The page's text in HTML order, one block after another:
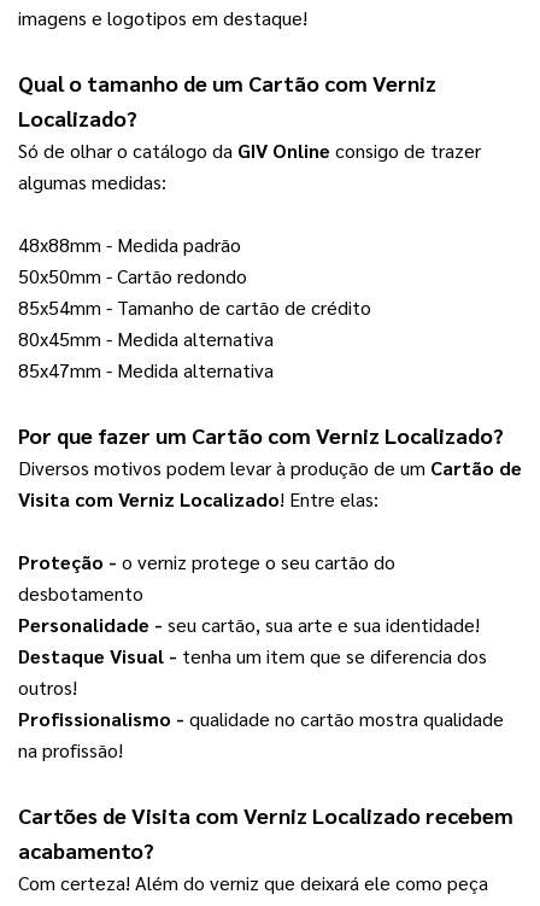
imagens e logotipos em destaque!
Qual o tamanho de um Cartão com Verniz
Localizado?
Só de olhar o catálogo da GIV Online consigo de trazer
algumas medidas:
48x88mm - Medida padrão
50x50mm - Cartão redondo
85x54mm - Tamanho de cartão de crédito
80x45mm - Medida alternativa
85x47mm - Medida alternativa
Por que fazer um Cartão com Verniz Localizado?
Diversos motivos podem levar à produção de um Cartão de
Visita com Verniz Localizado! Entre elas:
Proteção - o verniz protege o seu cartão do
desbotamento
Personalidade - seu cartão, sua arte e sua identidade!
Destaque Visual - tenha um item que se diferencia dos
outros!
Profissionalismo - qualidade no cartão mostra qualidade
na profissão!
Cartões de Visita com Verniz Localizado recebem
acabamento?
Com certeza! Além do verniz que deixará ele como peça